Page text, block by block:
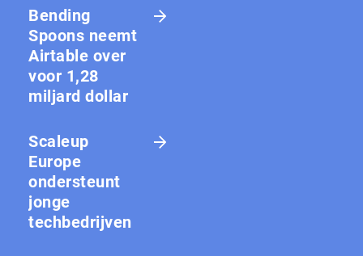
Bending
Spoons neemt
Airtable over
voor 1,28
miljard dollar
Scaleup
Europe
ondersteunt
jonge
techbedrijven